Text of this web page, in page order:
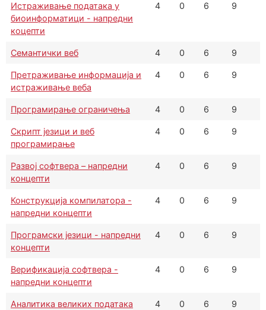
Истраживање података у
биоинформатици - напредни
коцепти
4 0 6 9
Семантички веб 4 0 6 9
Претраживање информација и
истраживање веба
4 0 6 9
Програмирање ограничења 4 0 6 9
Скрипт језици и веб
програмирање
4 0 6 9
Развој софтвера – напредни
концепти
4 0 6 9
Конструкција компилатора -
напредни концепти
4 0 6 9
Програмски језици - напредни
концепти
4 0 6 9
Верификација софтвера -
напредни концепти
4 0 6 9
Аналитика великих података 4 0 6 9